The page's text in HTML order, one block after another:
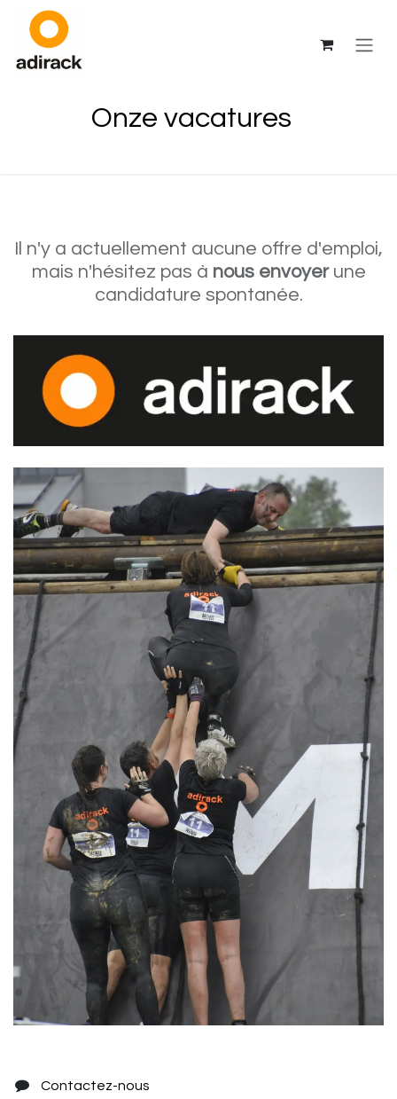
Se rendre au contenu
Onze vacatures
Il n'y a actuellement aucune offre d'emploi,
mais n'hésitez pas à nous envoyerune
candidature spontanée.
Contactez-nous